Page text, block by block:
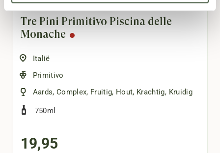
Tre Pini Primitivo Piscina delle
Monache
Italië
Primitivo
Aards, Complex, Fruitig, Hout, Krachtig, Kruidig
750ml
19,95